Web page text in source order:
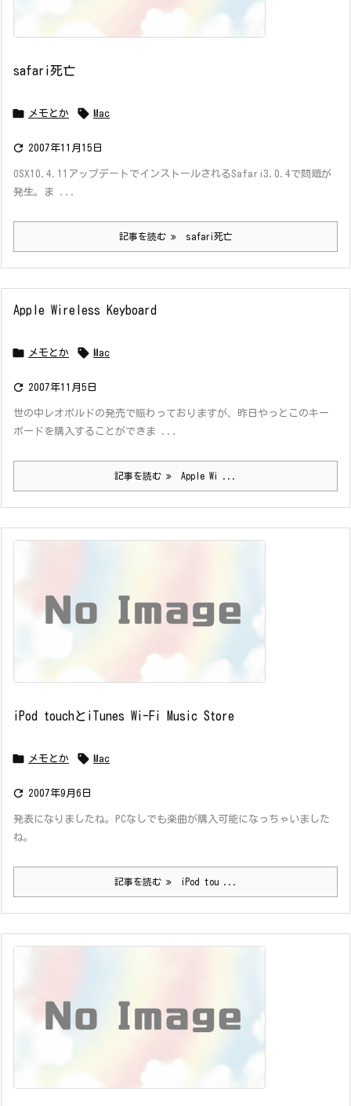
safari死亡
 メモとか  Mac
 2007年11月15日
OSX10.4.11アップデートでインストールされるSafari3.0.4で問題が
発生。ま ...
記事を読む safari死亡
Apple Wireless Keyboard
 メモとか  Mac
 2007年11月5日
世の中レオポルドの発売で賑わっておりますが、昨日やっとこのキー
ボードを購入することができま ...
記事を読む Apple Wi ...
iPod touchとiTunes Wi-Fi Music Store
 メモとか  Mac
 2007年9月6日
発表になりましたね。PCなしでも楽曲が購入可能になっちゃいました
ね。
記事を読む iPod tou ...